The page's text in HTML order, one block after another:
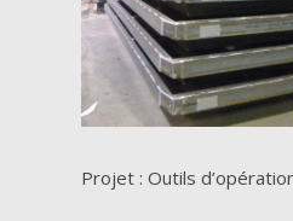
Projet : Outils